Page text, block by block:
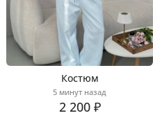
Костюм
5 минут назад
2 200 ₽